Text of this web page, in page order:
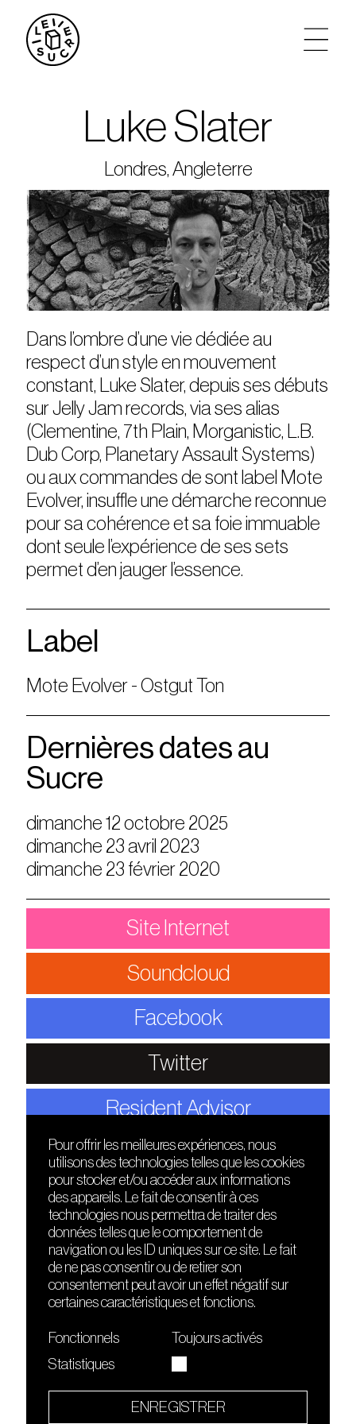
agenda
tickets
le sucre max
partenariats
privatisations
Luke Slater
Londres, Angleterre
Dans l’ombre d’une vie dédiée au
respect d’un style en mouvement
constant, Luke Slater, depuis ses débuts
sur Jelly Jam records, via ses alias
(Clementine, 7th Plain, Morganistic, L.B.
Dub Corp, Planetary Assault Systems)
ou aux commandes de sont label Mote
Evolver, insuffle une démarche reconnue
pour sa cohérence et sa foie immuable
dont seule l’expérience de ses sets
permet d’en jauger l’essence.
Label
Mote Evolver - Ostgut Ton
Dernières dates au
Sucre
dimanche 12 octobre 2025
dimanche 23 avril 2023
dimanche 23 février 2020
Site Internet
Soundcloud
Facebook
Twitter
Resident Advisor
DÉCOUVRIR
Le lieu
Contact
Presse
Cours de DJing
TMLAB
FRIENDS
Nuits sonores
HEAT
Hôtel71
La Gaîté Lyrique
Le Sucre fait partie de
Quartier culturel et créatif
Pour offrir les meilleures expériences, nous
utilisons des technologies telles que les cookies
pour stocker et/ou accéder aux informations
des appareils. Le fait de consentir à ces
technologies nous permettra de traiter des
données telles que le comportement de
navigation ou les ID uniques sur ce site. Le fait
de ne pas consentir ou de retirer son
consentement peut avoir un effet négatif sur
certaines caractéristiques et fonctions.
Fonctionnels
Toujours activés
Statistiques
ENREGISTRER